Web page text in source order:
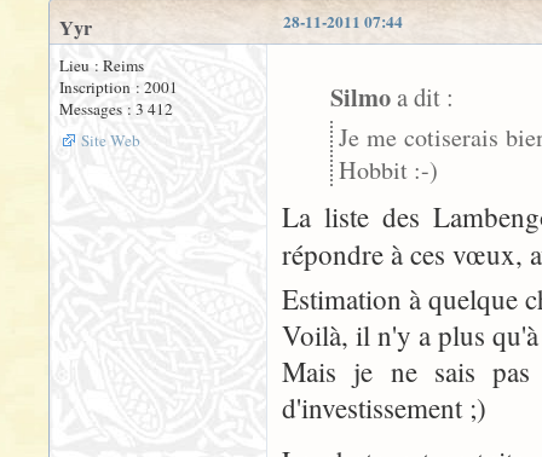
28-11-2011 07:44
Yyr
Lieu : Reims
Inscription : 2001
Messages : 3 412
Site Web
Silmoa dit :
Je me cotiserais
Hobbit :-)
La liste des
répondre à ces vœux,
Estimation à quelque
Voilà, il n'y a plus
Mais je ne sais
d'investissement ;)